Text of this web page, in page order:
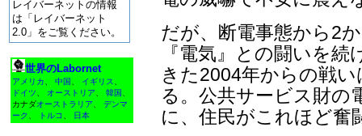
レイバーネットの情報
は「レイバーネット
2.0」をご覧ください。
世界のLabornet
アメリカ 中国 イギリス
ドイツ
オーストリア 韓国
カナダオーストラリア
デンマ
ーク
トルコ 日本
だが、断電事態から2
『電気』との闘いを
きた2004年からの戦
る。公共サービス財の
に、住民がこれほど奮